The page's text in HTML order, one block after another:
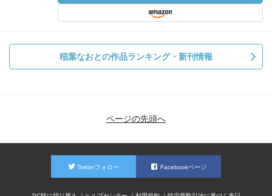
稲葉なおとの作品ランキング・新刊情報
ページの先頭へ
Twitterフォロー Facebookページ